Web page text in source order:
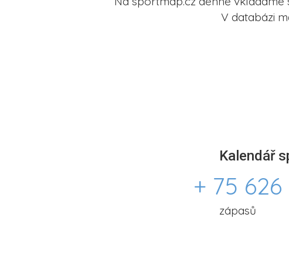
V databázi
Kalendář
+ 75 626
zápasů